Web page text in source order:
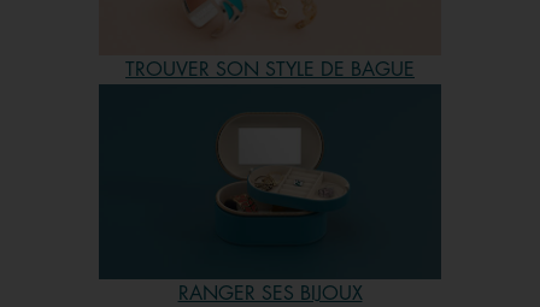
un diamant, les occasions d’offrir une bague à une
et doit-on vraiment y mettre le prix ? Chez Les Georgettes,
toujours une raison d’adopter et de cumuler nos bagues.
En finition dorée, dorée rose ou argentée, toutes nos
bagues peuvent changer de couleur et de look grâce auix
bagues adaptées à tous les prix et pour tous les goûts.
TROUVER SON STYLE DE BAGUE
RANGER SES BIJOUX